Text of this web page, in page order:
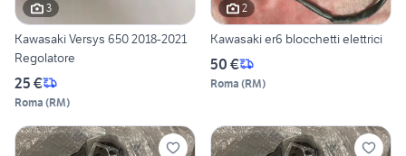
3
Kawasaki Versys 650 2018-2021
Regolatore
25 €
Roma (RM)
2
Kawasaki er6 blocchetti elettrici
50 €
Roma (RM)